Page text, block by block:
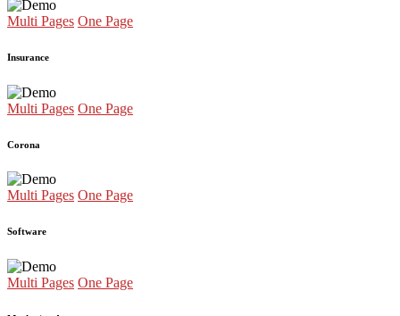
Multi Pages One Page
Insurance
Multi Pages One Page
Corona
Multi Pages One Page
Software
Multi Pages One Page